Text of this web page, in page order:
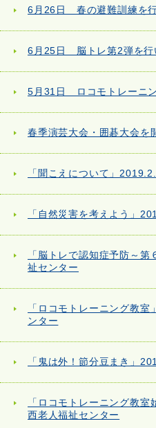
6月26日 春の避難訓練を
6月25日 脳トレ第2弾を行
5月31日 ロコモトレーニ
春季演芸大会・囲碁大会を
「聞こえについて」
「自然災害を考えよう」
「脳トレで認知症予防～
祉センター
「ロコモトレーニング教
ンター
「鬼は外！節分豆まき」
「ロコモトレーニング教
西老人福祉センター